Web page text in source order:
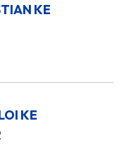
KE
KE